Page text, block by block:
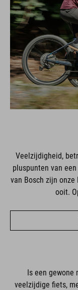
Veelzijdigheid,
pluspunten van
van Bosch zijn
ooit.
Is een gewone
veelzijdige fiets,